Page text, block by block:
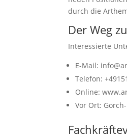
durch die
Der Weg
Interessierte
E-Mail:
Telefon:
Online:
Vor Ort: